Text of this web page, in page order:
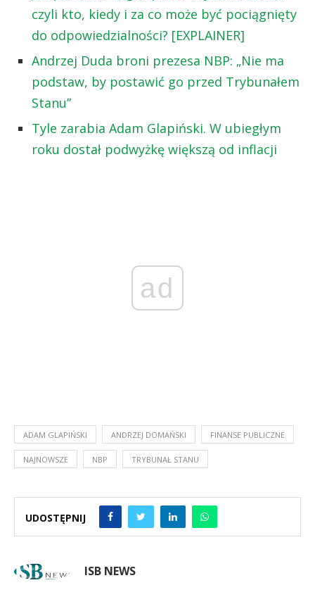
czyli kto, kiedy i za co może być pociągnięty
do odpowiedzialności? [EXPLAINER]
Andrzej Duda broni prezesa NBP: „Nie ma
podstaw, by postawić go przed Trybunałem
Stanu”
Tyle zarabia Adam Glapiński. W ubiegłym
roku dostał podwyżkę większą od inflacji
ad
ADAM GLAPIŃSKI ANDRZEJ DOMAŃSKI FINANSE PUBLICZNE
NAJNOWSZE NBP TRYBUNAŁ STANU
UDOSTĘPNIJ
ISB NEWS